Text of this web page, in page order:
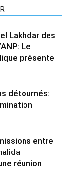
Lakhdar des
Le
présente
détournés:
entre
réunion